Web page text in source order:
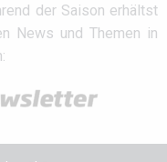
der Saison erhältst
News und Themen in